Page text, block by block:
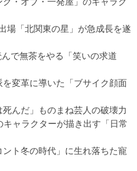
場「北関東の星」が急成長を遂
で無茶をやる「笑いの求道
を変革に導いた「ブサイク顔面
死んだ」ものまね芸人の破壊力
キャラクターが描き出す「日常
ント冬の時代」に生れ落ちた寵